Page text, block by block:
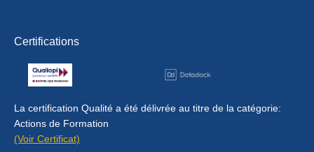
Certifications
La certification Qualité a été délivrée au titre de la catégorie:
Actions de Formation
(Voir Certificat)